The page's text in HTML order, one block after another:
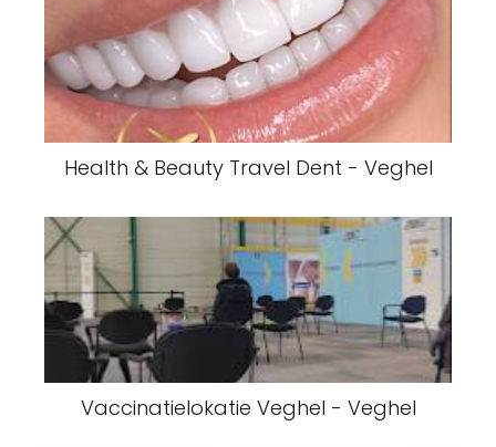
Health & Beauty Travel Dent - Veghel
Vaccinatielokatie Veghel - Veghel